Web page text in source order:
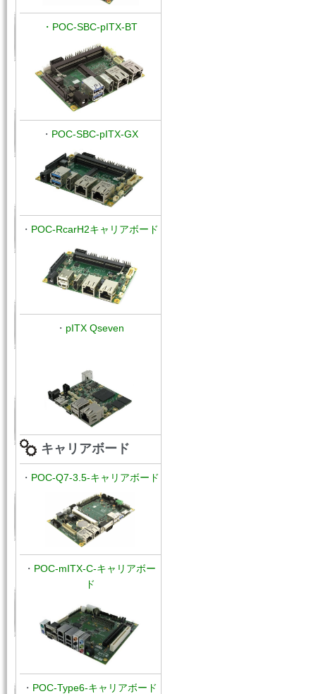
・POC-SBC-pITX-BT
・ POC-SBC-pITX-GX
・ POC-RcarH2キャリアボード
・ pITX Qseven
キャリアボード
・ POC-Q7-3.5-キャリアボード
・ POC-mITX-C-キャリアボー
ド
・ POC-Type6-キャリアボード